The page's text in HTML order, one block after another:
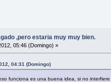
,pero estaria muy muy bien.
05:46 (Domingo) »
04:31 (Domingo)
funciona es una buena idea, si no